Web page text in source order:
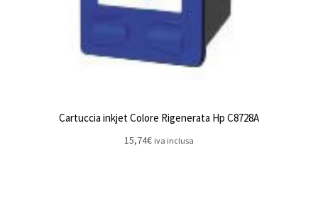
Cartuccia inkjet Colore Rigenerata Hp C8728A
15,74€ iva inclusa